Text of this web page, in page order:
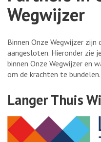
Wegwijzer
Binnen Onze Wegwijzer
aangesloten. Hieronder zie
binnen Onze Wegwijzer en
om de krachten te bundelen.
Langer Thuis